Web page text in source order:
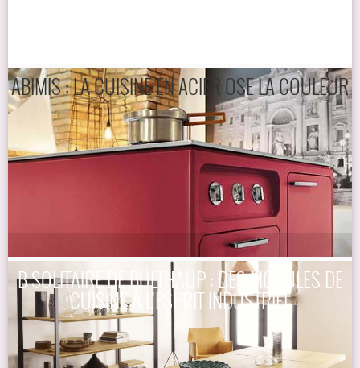
ABIMIS : LA CUISINE EN ACIER OSE LA COULEUR
B SOLITAIRE DE BULTHAUP : DES MODULES DE
CUISINE À L’ESPRIT INDUSTRIEL